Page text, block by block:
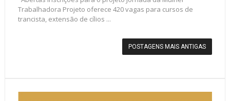
Trabalhadora Projeto oferece 420 vagas para cursos de
trancista, extensão de cílios ...
POSTAGENS MAIS ANTIGAS